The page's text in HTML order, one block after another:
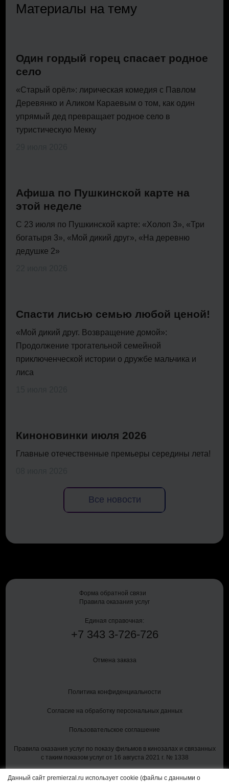
Материалы на тему
Один гордый горец спасает родное
село
«Старый орёл»: лирическая комедия с Павлом
Деревянко и Аликом Караевым о том, как один
упрямый дед превращает родное село в
туристическую Мекку
Афиша по Пушкинской карте на
этой неделе
С 23 июля по Пушкинской карте: «Холоп 3», «Три
богатыря 3», «Мой дикий друг», «На деревню
дедушке 2»
Спасти лисью семью любой ценой!
«Мой дикий друг. Возвращение домой»:
Продолжение трогательной семейной
приключенческой истории о дружбе мальчика и
лиса
Киноновинки июля 2026
Главные отечественные премьеры середины лета!
Все новости
Правила оказания услуг
Форма обратной связи
Единая справочная:
+7 343 3-726-726
Отмена заказа
Политика конфиденциальности
Согласие на обработку персональных данных
Пользовательское соглашение
Правила оказания услуг по показу фильмов в кинозалах и связанных
с таким показом услуг от 16 августа 2021 г. № 1338
Данный сайт premierzal.ru использует cookie (файлы с данными о